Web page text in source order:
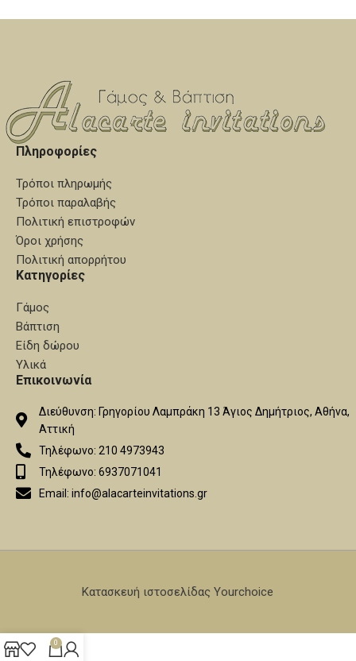
του σετ)
Πληροφορίες
Τρόποι πληρωμής
Τρόποι παραλαβής
Πολιτική επιστροφών
Όροι χρήσης
Πολιτική απορρήτου
Κατηγορίες
Γάμος
Βάπτιση
Είδη δώρου
Υλικά
Επικοινωνία
Διεύθυνση: Γρηγορίου Λαμπράκη 13 Άγιος Δημήτριος, Αθήνα,
Αττική
Τηλέφωνο: 210 4973943
Τηλέφωνο: 6937071041
Email: info@alacarteinvitations.gr
Κατασκευή ιστοσελίδας Yourchoice
0